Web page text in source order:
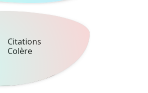
Citations
Colère